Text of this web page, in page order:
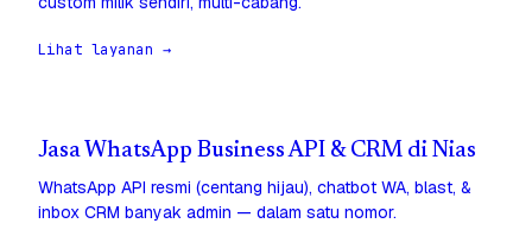
Lihat layanan →
Jasa WhatsApp Business API & CRM di Nias
WhatsApp API resmi (centang hijau), chatbot WA, blast, &
inbox CRM banyak admin — dalam satu nomor.